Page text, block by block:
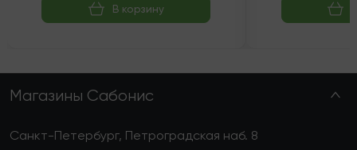
В корзину
Магазины Сабонис
Санкт-Петербург, Петроградская наб. 8